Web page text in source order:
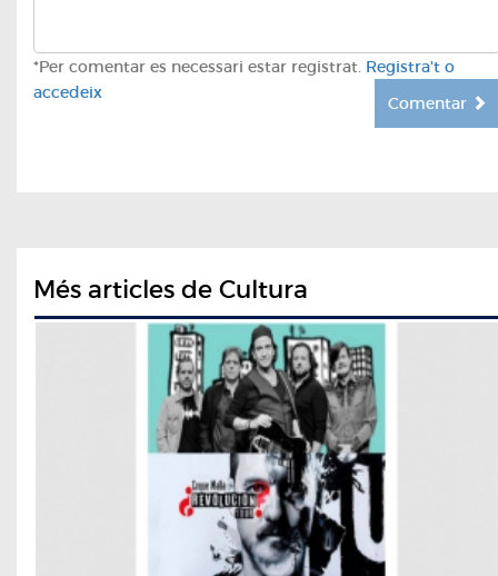
*Per comentar es necessari estar registrat. Registra't o
accedeix
Comentar
Més articles de Cultura